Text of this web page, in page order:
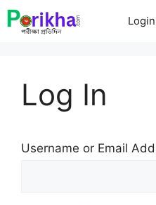
Skip
to
Login
Log In
Username or Email